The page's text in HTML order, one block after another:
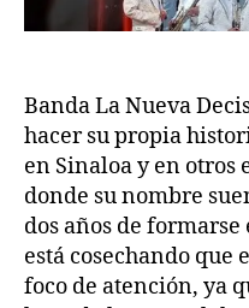
Banda La Nueva
hacer su propia
en Sinaloa y en otros
donde su nombre
dos años de
está cosechando que
foco de atención, ya